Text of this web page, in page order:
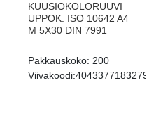
KUUSIOKOLORUUVI
UPPOK. ISO 10642 A4
M 5X30 DIN 7991
Pakkauskoko: 200
Viivakoodi:4043377183279